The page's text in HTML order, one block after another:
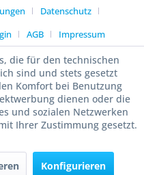
Datenschutz
AGB Impressum
die für den technischen
sind und stets gesetzt
Komfort bei Benutzung
dienen oder die
und sozialen Netzwerken
Ihrer Zustimmung gesetzt.
Konfigurieren